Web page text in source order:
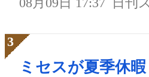
ミセスが夏季休